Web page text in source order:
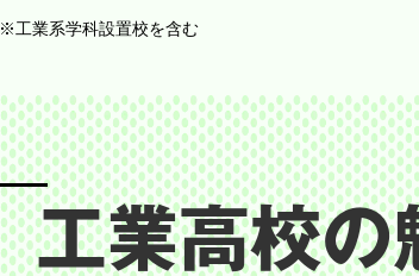
※工業系学科設置校を含む
工業高校の